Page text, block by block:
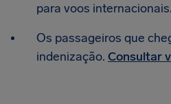
para voos internacionais.
Os passageiros que
indenização. Consultar